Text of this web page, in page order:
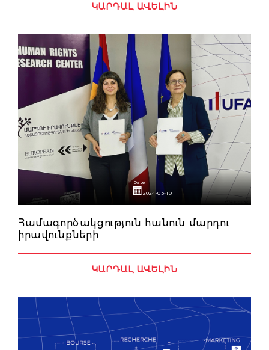
ԿԱՐԴԱԼ ԱՎԵԼԻՆ
Date
2024-05-10
Համագործակցություն հանուն մարդու
իրավունքների
ԿԱՐԴԱԼ ԱՎԵԼԻՆ